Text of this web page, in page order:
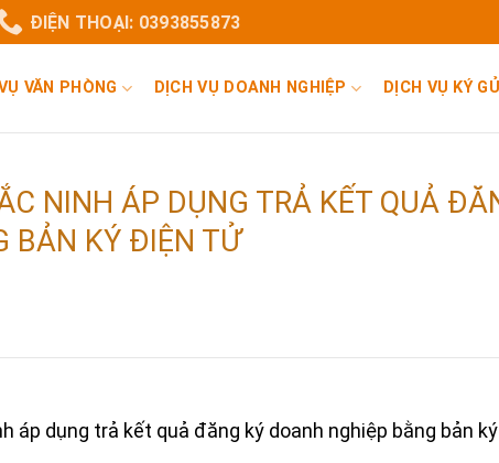
ĐIỆN THOẠI: 0393855873
VĂN PHÒNG DỊCH VỤ DOANH NGHIỆP DỊCH VỤ KÝ
NINH ÁP DỤNG TRẢ KẾT QUẢ
BẢN KÝ ĐIỆN TỬ
áp dụng trả kết quả đăng ký doanh nghiệp bằng bản